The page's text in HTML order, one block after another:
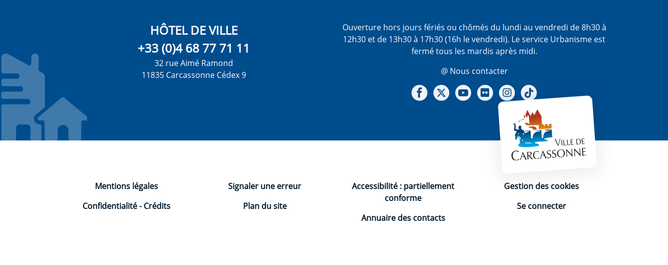
HÔTEL DE VILLE
+33 (0)4 68 77 71 11
32 rue Aimé Ramond
11835 Carcassonne Cédex 9
Ouverture hors jours fériés ou chômés du lundi au vendredi de 8h30 à
12h30 et de 13h30 à 17h30 (16h le vendredi). Le service Urbanisme est
fermé tous les mardis après midi.
@ Nous contacter
Notre Facebook
Notre X - (twitter)
Notre chaine Youtube
Notre Gallerie sur Flickr
Notre Instagram
Mentions légales
Confidentialité-Crédits
Signaler une erreur
Plan du site
Accessibilité : partiellement
conforme
Annuaire des contacts
Gestion des cookies
Se connecter